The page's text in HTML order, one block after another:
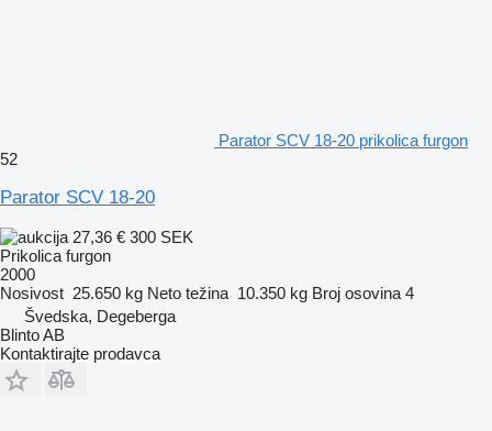
Parator SCV 18-20 prikolica furgon
52
Parator SCV 18-20
27,36 € 300 SEK
Prikolica furgon
2000
Nosivost 25.650 kg Neto težina 10.350 kg Broj osovina 4
Švedska, Degeberga
Blinto AB
Kontaktirajte prodavca